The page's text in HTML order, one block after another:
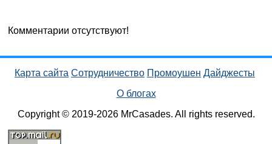
Комментарии отсутствуют!
Карта сайта Сотрудничество Промоушен Дайджесты
О блогах
Copyright © 2019-2026 MrCasades. All rights reserved.